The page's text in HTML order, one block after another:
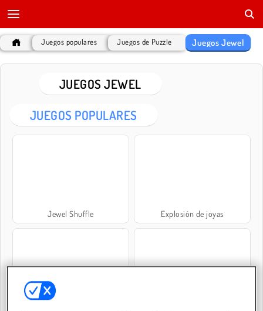
Juegos populares Juegos de Puzzle Juegos Jewel
JUEGOS JEWEL
JUEGOS POPULARES
Jewel Shuffle Explosión de joyas